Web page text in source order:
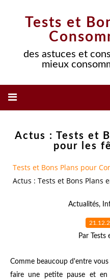
Tests et
des astuces et
mieux
Actus : Tests et
pour les
Tests et Bons Plans pour
Actus : Tests et Bons Plans
Actualités,
Par Tests
Comme beaucoup d'entre
faire une petite pause et en